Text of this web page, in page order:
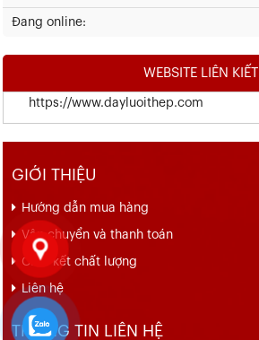
Đang online:
WEBSITE LIÊN KIẾT
https://www.dayluoithep.com
GIỚI THIỆU
Hướng dẫn mua hàng
Vận chuyển và thanh toán
Cam kết chất lượng
Liên hệ
THÔNG TIN LIÊN HỆ